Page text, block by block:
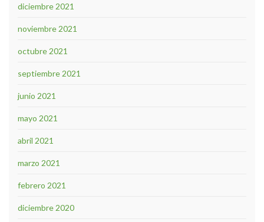
diciembre 2021
noviembre 2021
octubre 2021
septiembre 2021
junio 2021
mayo 2021
abril 2021
marzo 2021
febrero 2021
diciembre 2020